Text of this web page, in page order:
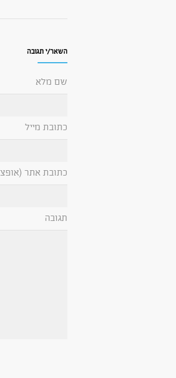
השאר/י תגובה
שם מלא
כתובת מייל
כתובת אתר (אופציונלי)
תגובה